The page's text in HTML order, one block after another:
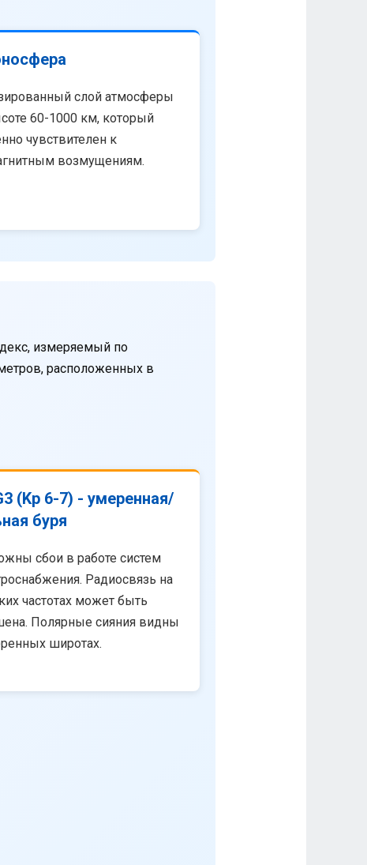
слой атмосферы
60-1000 км, который
чувствителен к
возмущениям.
измеряемый по
расположенных в
(Kp 6-7) - умеренная/
буря
сбои в работе систем
Радиосвязь на
частотах может быть
Полярные сияния видны
широтах.